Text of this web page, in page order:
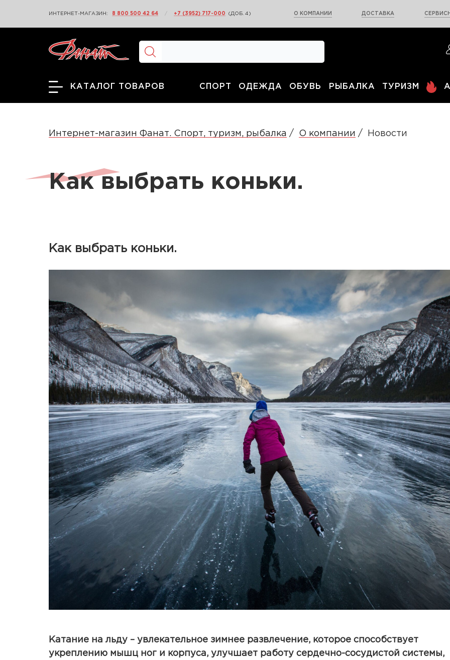
ИНТЕРНЕТ-МАГАЗИН: 8 800 500 42 64 / +7 (3952) 717-000 (ДОБ. 4) О КОМПАНИИ ДОСТАВКА
КАТАЛОГ ТОВАРОВ СПОРТ ОДЕЖДА ОБУВЬ РЫБАЛКА ТУРИЗМ
Интернет-магазин Фанат. Спорт, туризм, рыбалка О компании Новости
Как выбрать коньки.
Как выбрать коньки.
Катание на льду – увлекательное зимнее развлечение, которое способствует
укреплению мышц ног и корпуса, улучшает работу сердечно-сосудистой системы,